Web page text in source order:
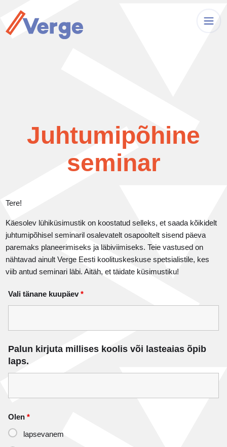
Juhtumipõhine
seminar
Tere!
Käesolev lühiküsimustik on koostatud selleks, et saada kõikidelt
juhtumipõhisel seminaril osalevatelt osapooltelt sisend päeva
paremaks planeerimiseks ja läbiviimiseks. Teie vastused on
nähtavad ainult Verge Eesti koolituskeskuse spetsialistile, kes
viib antud seminari läbi. Aitäh, et täidate küsimustiku!
Vali tänane kuupäev*
Palun kirjuta millises koolis või lasteaias õpib
laps.
Olen*
lapsevanem